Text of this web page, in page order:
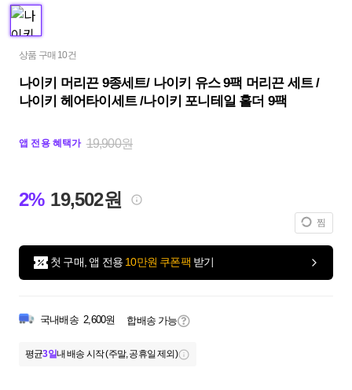
상품 구매 10건
나이키 머리끈 9종세트/ 나이키 유스 9팩 머리끈 세트 /
나이키 헤어타이세트 /나이키 포니테일 홀더 9팩
앱 전용 혜택가 19,900원
2% 19,502원
찜
첫 구매, 앱 전용 10만원 쿠폰팩 받기
국내배송 2,600원 합배송 가능
평균3일내 배송 시작 (주말, 공휴일 제외)